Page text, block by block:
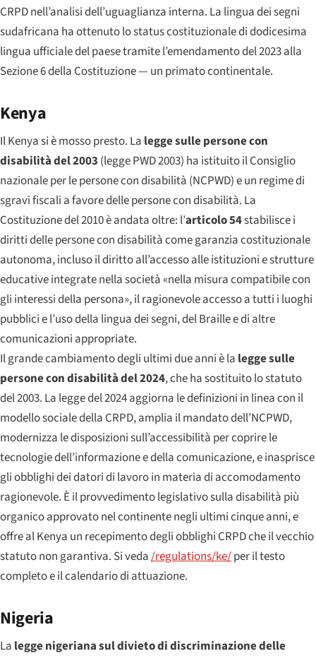
CRPD nell’analisi dell’uguaglianza interna. La lingua dei segni
sudafricana ha ottenuto lo status costituzionale di dodicesima
lingua ufficiale del paese tramite l’emendamento del 2023 alla
Sezione 6 della Costituzione — un primato continentale.
Kenya
Il Kenya si è mosso presto. La legge sulle persone con
disabilità del 2003 (legge PWD 2003) ha istituito il Consiglio
nazionale per le persone con disabilità (NCPWD) e un regime di
sgravi fiscali a favore delle persone con disabilità. La
Costituzione del 2010 è andata oltre: l’articolo 54stabilisce i
diritti delle persone con disabilità come garanzia costituzionale
autonoma, incluso il diritto all’accesso alle istituzioni e strutture
educative integrate nella società «nella misura compatibile con
gli interessi della persona», il ragionevole accesso a tutti i luoghi
pubblici e l’uso della lingua dei segni, del Braille e di altre
comunicazioni appropriate.
Il grande cambiamento degli ultimi due anni è la legge sulle
persone con disabilità del 2024, che ha sostituito lo statuto
del 2003. La legge del 2024 aggiorna le definizioni in linea con il
modello sociale della CRPD, amplia il mandato dell’NCPWD,
modernizza le disposizioni sull’accessibilità per coprire le
tecnologie dell’informazione e della comunicazione, e inasprisce
gli obblighi dei datori di lavoro in materia di accomodamento
ragionevole. È il provvedimento legislativo sulla disabilità più
organico approvato nel continente negli ultimi cinque anni, e
offre al Kenya un recepimento degli obblighi CRPD che il vecchio
statuto non garantiva. Si veda/regulations/ke/per il testo
completo e il calendario di attuazione.
Nigeria
La legge nigeriana sul divieto di discriminazione delle